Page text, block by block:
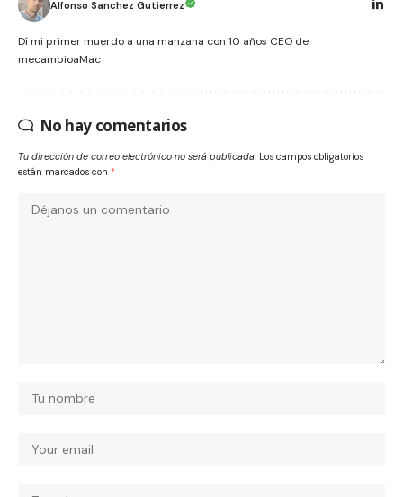
Alfonso Sanchez Gutierrez
Dí mi primer muerdo a una manzana con 10 años CEO de
mecambioaMac
No hay comentarios
Tu dirección de correo electrónico no será publicada. Los campos obligatorios
están marcados con *